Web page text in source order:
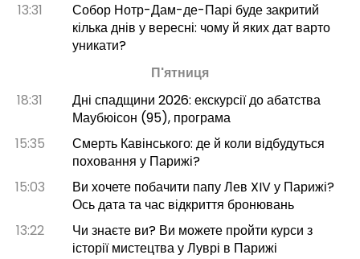
13:31
Собор Нотр-Дам-де-Парі буде закритий
кілька днів у вересні: чому й яких дат варто
уникати?
П'ятниця
18:31
Дні спадщини 2026: екскурсії до абатства
Маубюісон (95), програма
15:35
Смерть Кавінського: де й коли відбудуться
поховання у Парижі?
15:03
Ви хочете побачити папу Лев XIV у Парижі?
Ось дата та час відкриття бронювань
13:22
Чи знаєте ви? Ви можете пройти курси з
історії мистецтва у Луврі в Парижі